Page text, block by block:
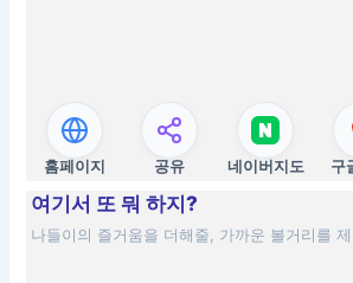
홈페이지 공유 네이버지도 구
여기서 또 뭐 하지?
나들이의 즐거움을 더해줄, 가까운 볼거리를